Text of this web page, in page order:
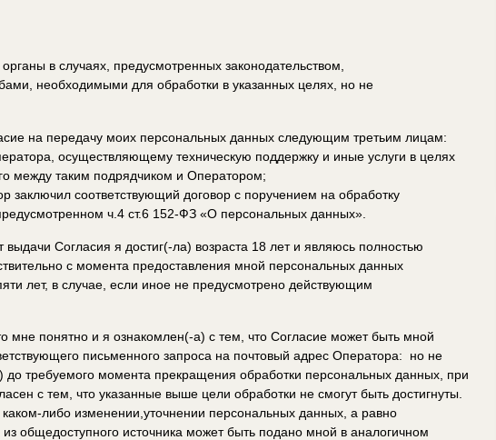
в случаях, предусмотренных законодательством,
необходимыми для обработки в указанных целях, но не
на передачу моих персональных данных следующим третьим лицам:
осуществляющему техническую поддержку и иные услуги в целях
между таким подрядчиком и Оператором;
заключил соответствующий договор с поручением на обработку
ч.4 ст.6 152-ФЗ «О персональных данных».
Согласия я достиг(-ла) возраста 18 лет и являюсь полностью
с момента предоставления мной персональных данных
лет, в случае, если иное не предусмотрено действующим
мне понятно и я ознакомлен(-а) с тем, что Согласие может быть мной
письменного запроса на почтовый адрес Оператора: но не
до требуемого момента прекращения обработки персональных данных, при
с тем, что указанные выше цели обработки не смогут быть достигнуты.
либо изменении,уточнении персональных данных, а равно
общедоступного источника может быть подано мной в аналогичном